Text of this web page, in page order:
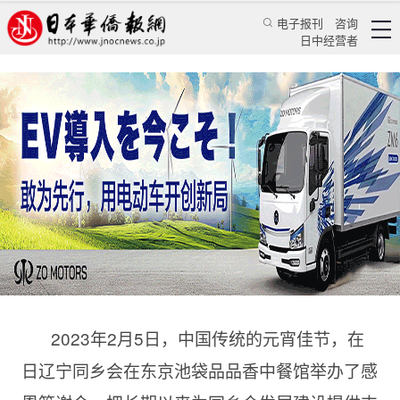
电子报刊
咨询
日中经营者
做好事铺好路服好务，在日辽宁同乡会2023年感
恩答谢会圆满举办
蔡晖 华人新闻 经贸活动
日本华侨报 2023/2/7 15:09:03
2023年2月5日，中国传统的元宵佳节，在
日辽宁同乡会在东京池袋品品香中餐馆举办了感